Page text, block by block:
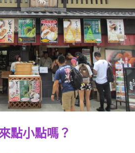
點小點嗎？